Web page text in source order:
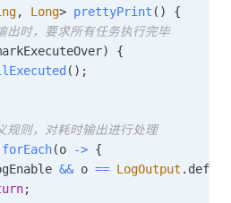
, Long> prettyPrint ( )
{
时，要求所有任务执行完毕
)
{
( ) ;
则，对耗时输出进行处理
forEach(o -> {
&& o == LogOutput .
;